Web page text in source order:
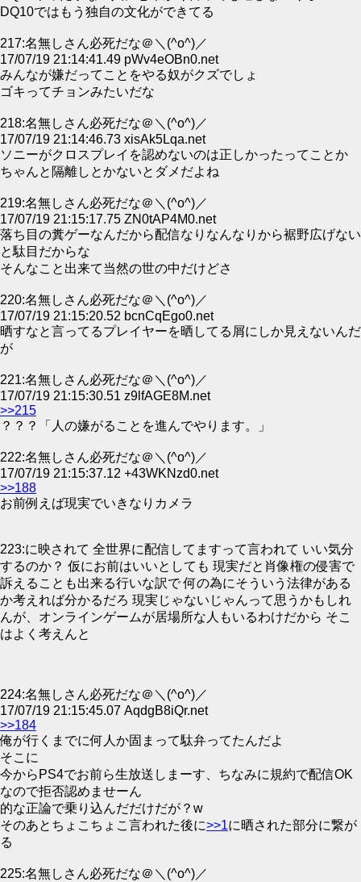
DQ10ではもう独自の文化ができてる
217:名無しさん必死だな＠＼(^o^)／
17/07/19 21:14:41.49 pWv4eOBn0.net
みんなが嫌だってことをやる奴がクズでしょ
ゴキってチョンみたいだな
218:名無しさん必死だな＠＼(^o^)／
17/07/19 21:14:46.73 xisAk5Lqa.net
ソニーがクロスプレイを認めないのは正しかったってことか
ちゃんと隔離しとかないとダメだよね
219:名無しさん必死だな＠＼(^o^)／
17/07/19 21:15:17.75 ZN0tAP4M0.net
落ち目の糞ゲーなんだから配信なりなんなりから裾野広げない
と駄目だからな
そんなこと出来て当然の世の中だけどさ
220:名無しさん必死だな＠＼(^o^)／
17/07/19 21:15:20.52 bcnCqEgo0.net
晒すなと言ってるプレイヤーを晒してる屑にしか見えないんだ
が
221:名無しさん必死だな＠＼(^o^)／
17/07/19 21:15:30.51 z9lfAGE8M.net
>>215
？？？「人の嫌がることを進んでやります。」
222:名無しさん必死だな＠＼(^o^)／
17/07/19 21:15:37.12 +43WKNzd0.net
>>188
お前例えば現実でいきなりカメラ
223:に映されて 全世界に配信してますって言われて いい気分
するのか？ 仮にお前はいいとしても 現実だと肖像権の侵害で
訴えることも出来る行いな訳で 何の為にそういう法律がある
か考えれば分かるだろ 現実じゃないじゃんって思うかもしれ
んが、オンラインゲームが居場所な人もいるわけだから そこ
はよく考えんと
224:名無しさん必死だな＠＼(^o^)／
17/07/19 21:15:45.07 AqdgB8iQr.net
>>184
俺が行くまでに何人か固まって駄弁ってたんだよ
そこに
今からPS4でお前ら生放送しまーす、ちなみに規約で配信OK
なので拒否認めませーん
的な正論で乗り込んだだけだが？w
そのあとちょこちょこ言われた後に>>1に晒された部分に繋が
る
225:名無しさん必死だな＠＼(^o^)／